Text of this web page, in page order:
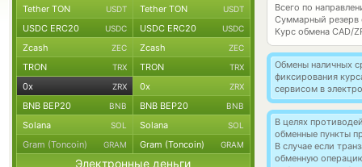
Всего по
Суммарный резерв
Курс обмена CAD/
Обмены наличных
фиксирования
сервисом в
В целях
обменные пункты
В случае если
обменную
Tether TON USDT Tether TON USDT
USDC ERC20 USDC USDC ERC20 USDC
Zcash ZEC Zcash ZEC
TRON TRX TRON TRX
0x ZRX 0x ZRX
BNB BEP20 BNB BNB BEP20 BNB
Solana SOL Solana SOL
Gram (Toncoin) GRAM Gram (Toncoin) GRAM
Электронные деньги